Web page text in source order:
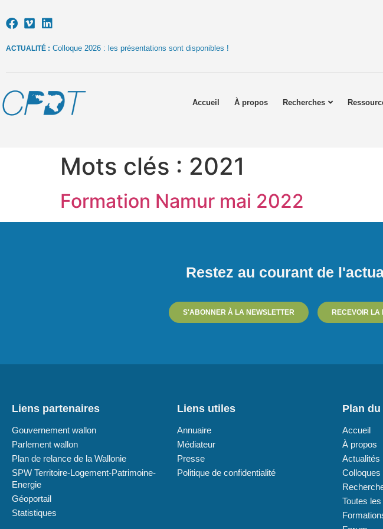
ACTUALITÉ : Colloque 2026 : les présentations sont disponibles !
Accueil À propos Recherches
Mots clés : 2021
Formation Namur mai 2022
Restez au courant de
S'ABONNER À LA NEWSLETTER RECEVOIR LA
Liens partenaires
Gouvernement wallon
Parlement wallon
Plan de relance de la Wallonie
SPW Territoire-Logement-Patrimoine-
Energie
Géoportail
Statistiques
Liens utiles
Annuaire
Médiateur
Presse
Politique de confidentialité
Plan
Accueil
À propos
Actualités
Toutes